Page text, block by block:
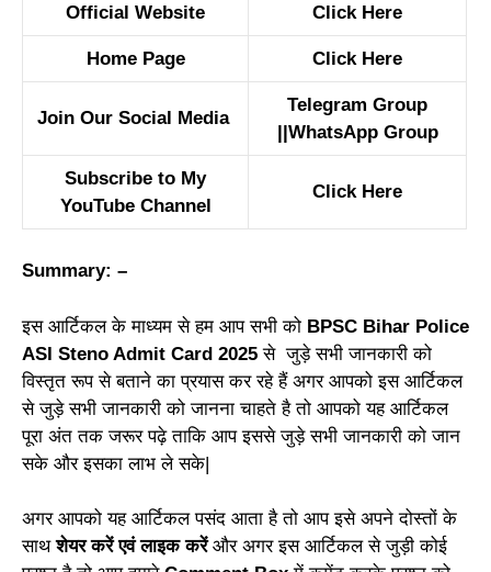
Official Website Click Here
Home Page Click Here
Join Our Social Media
Telegram Group
||WhatsApp Group
Subscribe to My
YouTube Channel
Click Here
Summary: –
इस आर्टिकल के माध्यम से हम आप सभी को BPSC Bihar Police
ASI Steno Admit Card 2025 से जुड़े सभी जानकारी को
विस्तृत रूप से बताने का प्रयास कर रहे हैं अगर आपको इस आर्टिकल
से जुड़े सभी जानकारी को जानना चाहते है तो आपको यह आर्टिकल
पूरा अंत तक जरूर पढ़े ताकि आप इससे जुड़े सभी जानकारी को जान
सके और इसका लाभ ले सके|
अगर आपको यह आर्टिकल पसंद आता है तो आप इसे अपने दोस्तों के
साथशेयर करें एवं लाइक करेंऔर अगर इस आर्टिकल से जुड़ी कोई